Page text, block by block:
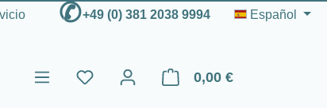
✆+49 (0) 381 2038 9994 Español
0,00 €
El carrito de compras